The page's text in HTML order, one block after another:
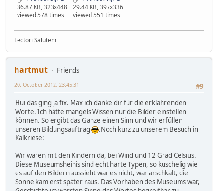
36.87 KB, 323x448
viewed 578 times
29.44 KB, 397x336
viewed 551 times
Lectori Salutem
hartmut
Friends
#9
20. October 2012, 23:45:31
Hui das ging ja fix. Max ich danke dir für die erklährenden
Worte. Ich hätte mangels Wissen nur die Bilder einstellen
können. So ergibt das Ganze einen Sinn und wir erfüllen
unseren Bildungsauftrag
.Noch kurz zu unserem Besuch in
Kalkriese:
Wir waren mit den Kindern da, bei Wind und 12 Grad Celsius.
Diese Museumsheinis sind echt harte Typen, so kuschelig wie
es auf den Bildern aussieht war es nicht, war arschkalt, die
Sonne kam erst später raus. Das Vorhaben des Museums war,